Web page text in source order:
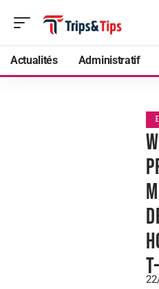
Actualités Administratif